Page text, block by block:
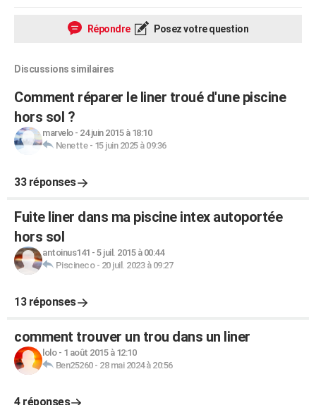
Répondre Posez votre question
Discussions similaires
Comment réparer le liner troué d'une piscine
hors sol ?
marvelo- 24 juin 2015 à 18:10
Nenette- 15 juin 2025 à 09:36
33 réponses
Fuite liner dans ma piscine intex autoportée
hors sol
antoinus141 - 5 juil. 2015 à 00:44
Piscineco- 20 juil. 2023 à 09:27
13 réponses
comment trouver un trou dans un liner
lolo- 1 août 2015 à 12:10
Ben25260- 28 mai 2024 à 20:56
4 réponses